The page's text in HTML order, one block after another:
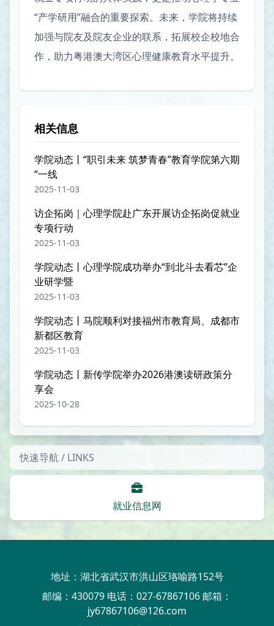
“产学研用”融合的重要探索。未来，学院将持续
加强与院友及院友企业的联系，拓展校企校地合
作，助力粤港澳大湾区心理健康教育水平提升。
相关信息
学院动态丨“职引未来 筑梦青春”教育学院第六期
“一线
2025-11-03
访企拓岗｜心理学院赴广东开展访企拓岗促就业
专项行动
2025-11-03
学院动态丨心理学院成功举办“到北斗去看芯”企
业研学暨
2025-11-03
学院动态丨马院顺利对接福州市教育局、成都市
新都区教育
2025-11-03
学院动态丨新传学院举办2026港澳读研政策分
享会
2025-10-28
快速导航 / LINKS
就业信息网
地址：湖北省武汉市洪山区珞喻路152号
邮编：430079 电话：027-67867106 邮箱：
jy67867106@126.com